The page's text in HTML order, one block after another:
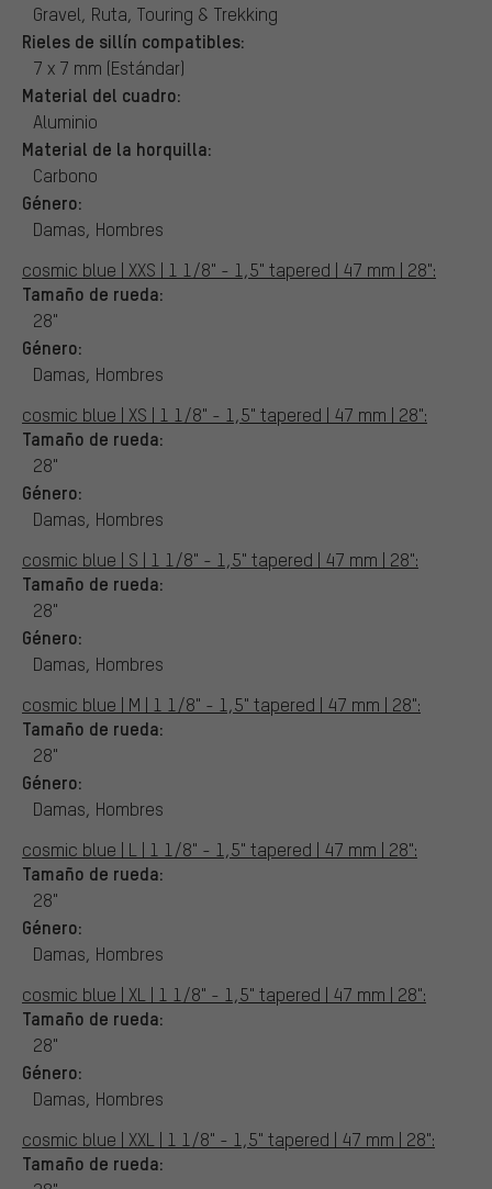
Gravel, Ruta, Touring & Trekking
Rieles de sillín compatibles:
7 x 7 mm (Estándar)
Material del cuadro:
Aluminio
Material de la horquilla:
Carbono
Género:
Damas, Hombres
cosmic blue | XXS | 1 1/8" - 1,5" tapered | 47 mm | 28":
Tamaño de rueda:
28"
Género:
Damas, Hombres
cosmic blue | XS | 1 1/8" - 1,5" tapered | 47 mm | 28":
Tamaño de rueda:
28"
Género:
Damas, Hombres
cosmic blue | S | 1 1/8" - 1,5" tapered | 47 mm | 28":
Tamaño de rueda:
28"
Género:
Damas, Hombres
cosmic blue | M | 1 1/8" - 1,5" tapered | 47 mm | 28":
Tamaño de rueda:
28"
Género:
Damas, Hombres
cosmic blue | L | 1 1/8" - 1,5" tapered | 47 mm | 28":
Tamaño de rueda:
28"
Género:
Damas, Hombres
cosmic blue | XL | 1 1/8" - 1,5" tapered | 47 mm | 28":
Tamaño de rueda:
28"
Género:
Damas, Hombres
cosmic blue | XXL | 1 1/8" - 1,5" tapered | 47 mm | 28":
Tamaño de rueda: